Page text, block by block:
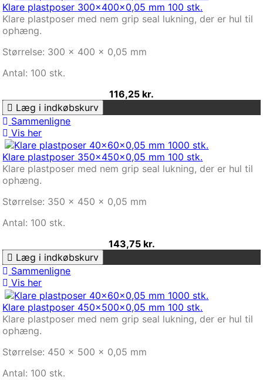
Klare plastposer 300x400x0,05 mm 100 stk.
Klare plastposer med nem grip seal lukning, der er hul til
ophæng.
Størrelse: 300 x 400 x 0,05 mm
Antal: 100 stk.
116,25 kr.
Læg i indkøbskurv
Sammenligne
Vis her
Klare plastposer 350x450x0,05 mm 100 stk.
Klare plastposer med nem grip seal lukning, der er hul til
ophæng.
Størrelse: 350 x 450 x 0,05 mm
Antal: 100 stk.
143,75 kr.
Læg i indkøbskurv
Sammenligne
Vis her
Klare plastposer 450x500x0,05 mm 100 stk.
Klare plastposer med nem grip seal lukning, der er hul til
ophæng.
Størrelse: 450 x 500 x 0,05 mm
Antal: 100 stk.